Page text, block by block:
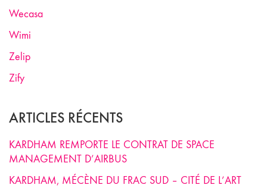
Wecasa
Wimi
Zelip
Zify
ARTICLES RÉCENTS
KARDHAM REMPORTE LE CONTRAT DE SPACE
MANAGEMENT D’AIRBUS
KARDHAM, MÉCÈNE DU FRAC SUD – CITÉ DE L’ART